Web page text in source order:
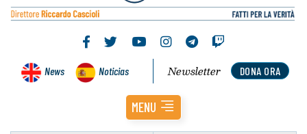
News Noticias DONA ORA
Newsletter
MENU